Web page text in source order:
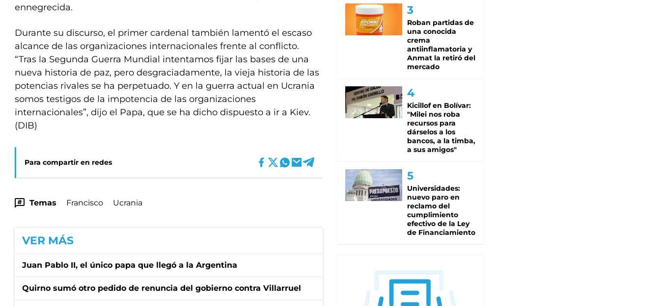
ennegrecida.
Durante su discurso, el primer cardenal también lamentó el escaso
alcance de las organizaciones internacionales frente al conflicto.
“Tras la Segunda Guerra Mundial intentamos fijar las bases de una
nueva historia de paz, pero desgraciadamente, la vieja historia de las
potencias rivales se ha perpetuado. Y en la guerra actual en Ucrania
somos testigos de la impotencia de las organizaciones
internacionales”, dijo el Papa, que se ha dicho dispuesto a ir a Kiev.
(DIB)
Para compartir en redes
Temas Francisco Ucrania
VER MÁS
Juan Pablo II, el único papa que llegó a la Argentina
Quirno sumó otro pedido de renuncia del gobierno contra Villarruel
Roban partidas de
una conocida
crema
antiinflamatoria y
Anmat la retiró del
mercado
Kicillof en Bolívar:
"Milei nos roba
recursos para
dárselos a los
bancos, a la timba,
a sus amigos"
Universidades:
nuevo paro en
reclamo del
cumplimiento
efectivo de la Ley
de Financiamiento